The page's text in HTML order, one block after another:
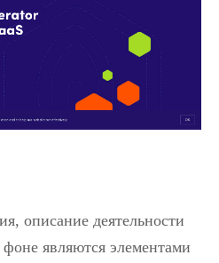
описание деятельности
являются элементами